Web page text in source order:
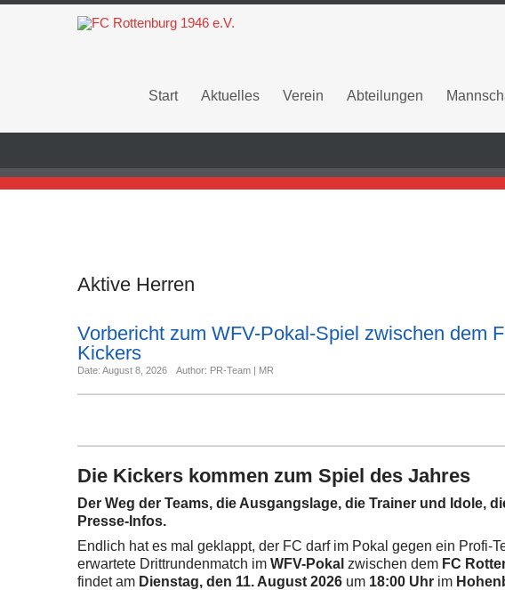
Start Aktuelles Verein Abteilungen
Aktive Herren
Vorbericht zum WFV-Pokal-Spiel zwischen dem
Kickers
Date: August 8, 2026 Author: PR-Team | MR
Die Kickers kommen zum Spiel des Jahres
Der Weg der Teams, die Ausgangslage, die Trainer und Idole,
Presse-Infos.
Endlich hat es mal geklappt, der FC darf im Pokal gegen ein Profi-
erwartete Drittrundenmatch im WFV-Pokal zwischen dem FC
findet am Dienstag, den 11. August 2026 um 18:00 Uhr im